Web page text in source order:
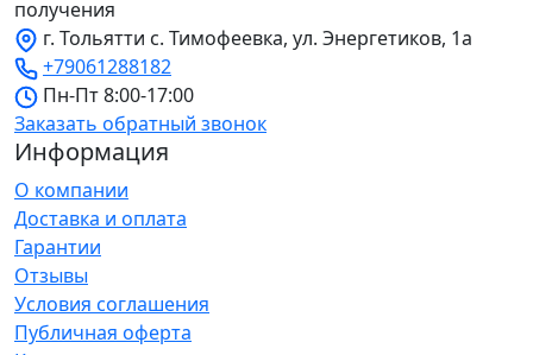
получения
г. Тольятти с. Тимофеевка, ул. Энергетиков, 1а
+79061288182
Пн-Пт 8:00-17:00
Заказать обратный звонок
Информация
О компании
Доставка и оплата
Гарантии
Отзывы
Условия соглашения
Публичная оферта